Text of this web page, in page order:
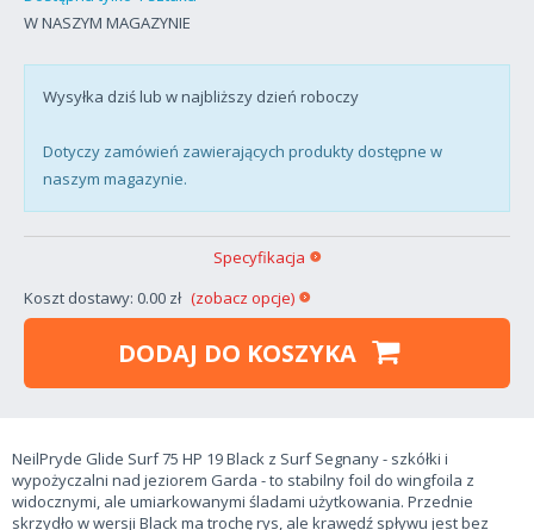
W NASZYM MAGAZYNIE
Wysyłka dziś lub w najbliższy dzień roboczy
Dotyczy zamówień zawierających produkty dostępne w
naszym magazynie.
Koszt dostawy: 0.00 zł (zobacz opcje)
Specyfikacja
DODAJ DO KOSZYKA
NeilPryde Glide Surf 75 HP 19 Black z Surf Segnany - szkółki i
wypożyczalni nad jeziorem Garda - to stabilny foil do wingfoila z
widocznymi, ale umiarkowanymi śladami użytkowania. Przednie
skrzydło w wersji Black ma trochę rys, ale krawędź spływu jest bez